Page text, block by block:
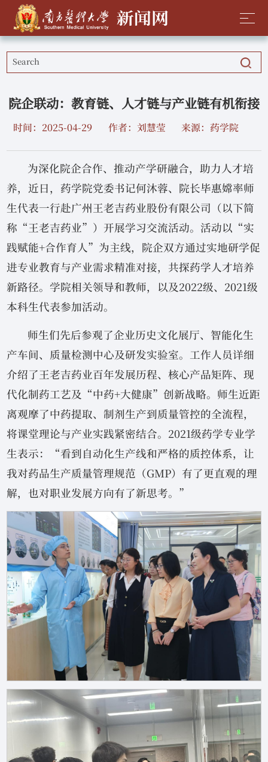
院企联动：教育链、人才链与产业链有机衔接
时间：2025-04-29 作者：刘慧莹 来源：药学院
为深化院企合作、推动产学研融合，助力人才培
养，近日，药学院党委书记何沐蓉、院长毕惠嫦率师
生代表一行赴广州王老吉药业股份有限公司（以下简
称“王老吉药业”）开展学习交流活动。活动以“实
践赋能+合作育人”为主线，院企双方通过实地研学促
进专业教育与产业需求精准对接，共探药学人才培养
新路径。学院相关领导和教师，以及2022级、2021级
本科生代表参加活动。
师生们先后参观了企业历史文化展厅、智能化生
产车间、质量检测中心及研发实验室。工作人员详细
介绍了王老吉药业百年发展历程、核心产品矩阵、现
代化制药工艺及“中药+大健康”创新战略。师生近距
离观摩了中药提取、制剂生产到质量管控的全流程，
将课堂理论与产业实践紧密结合。2021级药学专业学
生表示：“看到自动化生产线和严格的质控体系，让
我对药品生产质量管理规范（GMP）有了更直观的理
解，也对职业发展方向有了新思考。”